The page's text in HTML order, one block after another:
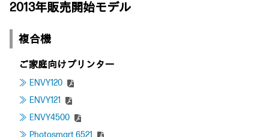
2013年販売開始モデル
複合機
ご家庭向けプリンター
ENVY120
ENVY121
ENVY4500